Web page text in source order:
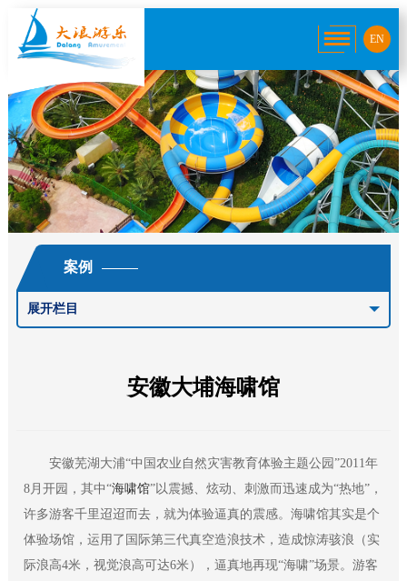
EN
案例
展开栏目
安徽大埔海啸馆
安徽芜湖大浦“中国农业自然灾害教育体验主题公园”2011年
8月开园，其中“海啸馆”以震撼、炫动、刺激而迅速成为“热地”，
许多游客千里迢迢而去，就为体验逼真的震感。海啸馆其实是个
体验场馆，运用了国际第三代真空造浪技术，造成惊涛骇浪（实
际浪高4米，视觉浪高可达6米），逼真地再现“海啸”场景。游客